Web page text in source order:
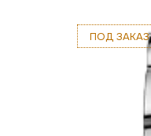
ПОД ЗАКАЗ